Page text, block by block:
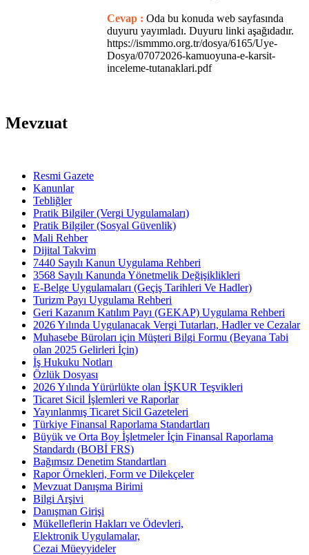
Cevap : Oda bu konuda web sayfasında
duyuru yayımladı. Duyuru linki aşağıdadır.
https://ismmmo.org.tr/dosya/6165/Uye-
Dosya/07072026-kamuoyuna-e-karsit-
inceleme-tutanaklari.pdf
Mevzuat
Resmi Gazete
Kanunlar
Tebliğler
Pratik Bilgiler (Vergi Uygulamaları)
Pratik Bilgiler (Sosyal Güvenlik)
Mali Rehber
Dijital Takvim
7440 Sayılı Kanun Uygulama Rehberi
3568 Sayılı Kanunda Yönetmelik Değişiklikleri
E-Belge Uygulamaları (Geçiş Tarihleri Ve Hadler)
Turizm Payı Uygulama Rehberi
Geri Kazanım Katılım Payı (GEKAP) Uygulama Rehberi
2026 Yılında Uygulanacak Vergi Tutarları, Hadler ve Cezalar
Muhasebe Büroları için Müşteri Bilgi Formu (Beyana Tabi
olan 2025 Gelirleri İçin)
İş Hukuku Notları
Özlük Dosyası
2026 Yılında Yürürlükte olan İŞKUR Teşvikleri
Ticaret Sicil İşlemleri ve Raporlar
Yayınlanmış Ticaret Sicil Gazeteleri
Türkiye Finansal Raporlama Standartları
Büyük ve Orta Boy İşletmeler İçin Finansal Raporlama
Standardı (BOBİ FRS)
Bağımsız Denetim Standartları
Rapor Örnekleri, Form ve Dilekçeler
Mevzuat Danışma Birimi
Bilgi Arşivi
Danışman Girişi
Mükelleflerin Hakları ve Ödevleri,
Elektronik Uygulamalar,
Cezai Müeyyideler